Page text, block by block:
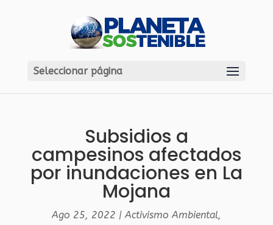
Seleccionar página
Subsidios a
campesinos afectados
por inundaciones en La
Mojana
Ago 25, 2022 |Activismo Ambiental,